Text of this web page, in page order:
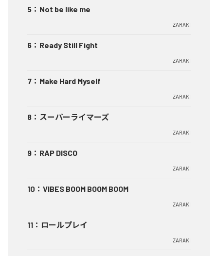
5 ： Not be like me
ZARAKI
6 ： Ready Still Fight
ZARAKI
7 ： Make Hard Myself
ZARAKI
8 ： スーパーライマーズ
ZARAKI
9 ： RAP DISCO
ZARAKI
10 ： VIBES BOOM BOOM BOOM
ZARAKI
11 ： ロールプレイ
ZARAKI